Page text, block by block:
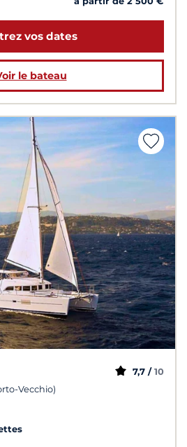
vos dates
le bateau
Vecchio)
7,7 / 10